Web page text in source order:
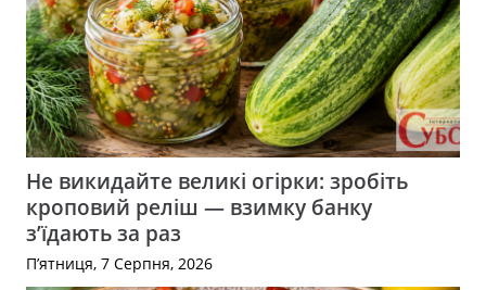
Не викидайте великі огірки: зробіть
кроповий реліш — взимку банку
з’їдають за раз
П’ятниця, 7 Серпня, 2026